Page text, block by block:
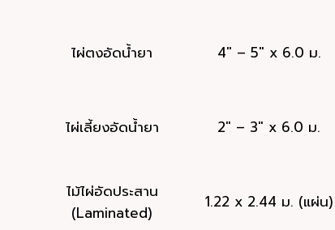
ไผ่ตงอัดน้ำยา 4″ – 5″ x 6.0 ม.
ไผ่เลี้ยงอัดน้ำยา 2″ – 3″ x 6.0 ม.
ไม้ไผ่อัดประสาน
(Laminated)
1.22 x 2.44 ม. (แผ่น)